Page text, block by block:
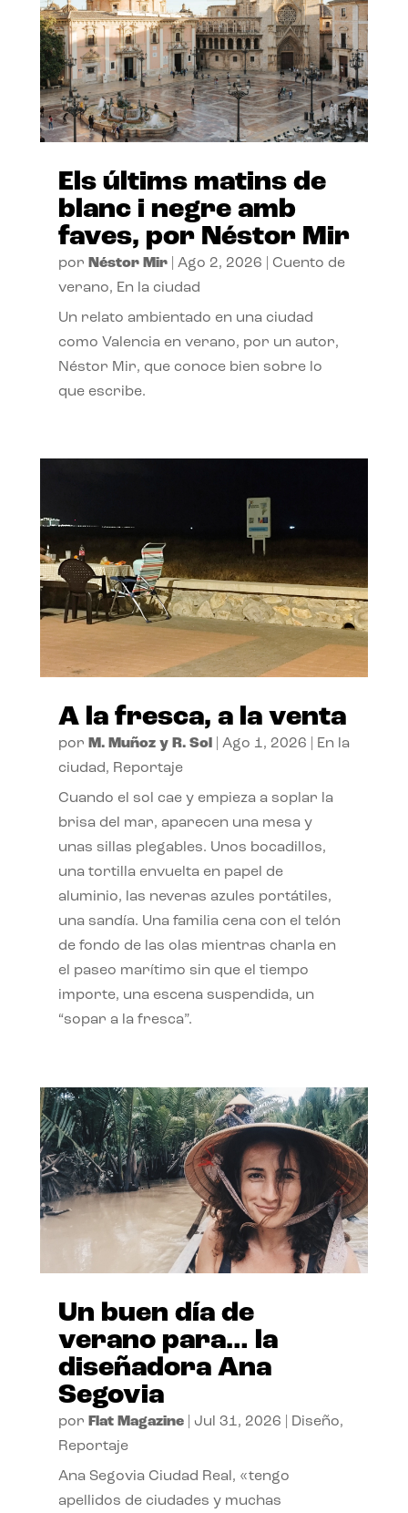
Els últims matins de
blanc i negre amb
faves, por Néstor Mir
por Néstor Mir| Ago 2, 2026
Cuento de
verano, En la ciudad
Un relato ambientado en una ciudad
como Valencia en verano, por un autor,
Néstor Mir, que conoce bien sobre lo
que escribe.
A la fresca, a la venta
por M. Muñoz y R. Sol| Ago 1, 2026
En la
ciudad, Reportaje
Cuando el sol cae y empieza a soplar la
brisa del mar, aparecen una mesa y
unas sillas plegables. Unos bocadillos,
una tortilla envuelta en papel de
aluminio, las neveras azules portátiles,
una sandía. Una familia cena con el telón
de fondo de las olas mientras charla en
el paseo marítimo sin que el tiempo
importe, una escena suspendida, un
“sopar a la fresca”.
Un buen día de
verano para… la
diseñadora Ana
Segovia
por Flat Magazine| Jul 31, 2026 Diseño,
Reportaje
Ana Segovia Ciudad Real, «tengo
apellidos de ciudades y muchas